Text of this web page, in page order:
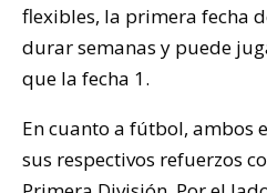
flexibles, la primera fecha
durar semanas y puede
que la fecha 1.
En cuanto a fútbol, ambos
sus respectivos refuerzos